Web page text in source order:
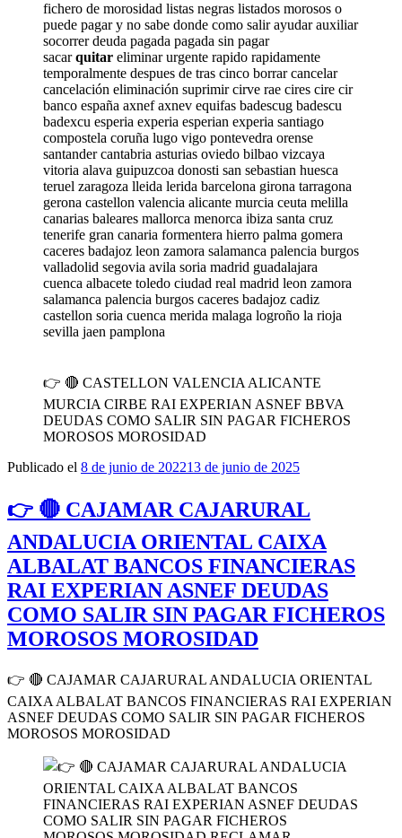
fichero de morosidad listas negras listados morosos o
puede pagar y no sabe donde como salir ayudar auxiliar
socorrer deuda pagada pagada sin pagar
sacarquitar eliminar urgente rapido rapidamente
temporalmente despues de tras cinco borrar cancelar
cancelación eliminación suprimir cirve rae cires cire cir
banco españa axnef axnev equifas badescug badescu
badexcu esperia experia esperian experia santiago
compostela coruña lugo vigo pontevedra orense
santander cantabria asturias oviedo bilbao vizcaya
vitoria alava guipuzcoa donosti san sebastian huesca
teruel zaragoza lleida lerida barcelona girona tarragona
gerona castellon valencia alicante murcia ceuta melilla
canarias baleares mallorca menorca ibiza santa cruz
tenerife gran canaria formentera hierro palma gomera
caceres badajoz leon zamora salamanca palencia burgos
valladolid segovia avila soria madrid guadalajara
cuenca albacete toledo ciudad real madrid leon zamora
salamanca palencia burgos caceres badajoz cadiz
castellon soria cuenca merida malaga logroño la rioja
sevilla jaen pamplona
👉 🔴 CASTELLON VALENCIA ALICANTE
MURCIA CIRBE RAI EXPERIAN ASNEF BBVA
DEUDAS COMO SALIR SIN PAGAR FICHEROS
MOROSOS MOROSIDAD
Publicado el 8 de junio de 202213 de junio de 2025
👉 🔴 CAJAMAR CAJARURAL
ANDALUCIA ORIENTAL CAIXA
ALBALAT BANCOS FINANCIERAS
RAI EXPERIAN ASNEF DEUDAS
COMO SALIR SIN PAGAR FICHEROS
MOROSOS MOROSIDAD
👉 🔴 CAJAMAR CAJARURAL ANDALUCIA ORIENTAL
CAIXA ALBALAT BANCOS FINANCIERAS RAI EXPERIAN
ASNEF DEUDAS COMO SALIR SIN PAGAR FICHEROS
MOROSOS MOROSIDAD